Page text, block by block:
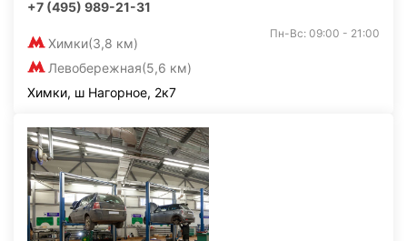
+7 (495) 989-21-31
Химки(3,8 км)
Левобережная(5,6 км)
Пн-Вс: 09:00 - 21:00
Химки, ш Нагорное, 2к7